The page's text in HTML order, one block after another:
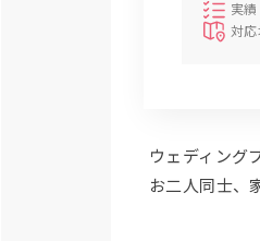
実績
対応
ウェディング
お二人同士、